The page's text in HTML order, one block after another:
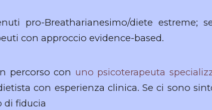
pro-Breatharianesimo/diete estreme;
con approccio evidence-based.
percorso con uno psicoterapeuta
con esperienza clinica. Se ci sono
di fiducia